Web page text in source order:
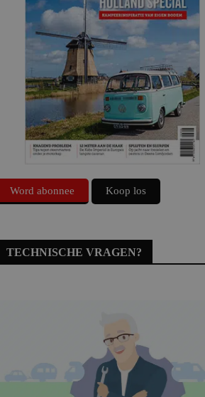
Word abonnee Koop los
TECHNISCHE VRAGEN?